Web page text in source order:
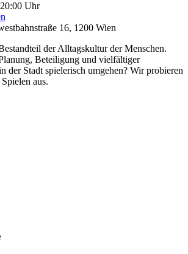
Uhr
16, 1200 Wien
der Alltagskultur der Menschen.
Beteiligung und vielfältiger
der Stadt spielerisch umgehen? Wir probieren
aus.